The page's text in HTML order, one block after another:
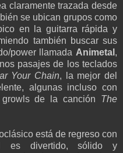
claramente trazada desde
se ubican grupos como
en la guitarra rápida y
también buscar sus
power llamada Animetal ,
pasajes de los teclados
Your Chain, la mejor del
algunas incluso con
de la canción The
está de regreso con
es divertido, sólido y